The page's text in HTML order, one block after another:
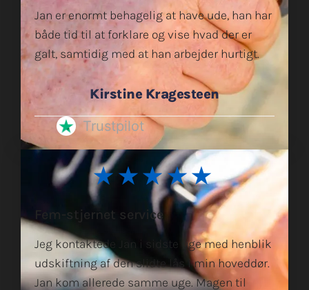
Jan er enormt behagelig at have ude, han har
både tid til at forklare og vise hvad der er
galt, samtidig med at han arbejder hurtigt.
Kirstine Kragesteen
Trustpilot
★★★★★
Fem-stjernet service
Jeg kontaktede Jan i sidste uge med henblik
udskiftning af den slidte lås i min hoveddør.
Jan kom allerede samme uge. Magen til